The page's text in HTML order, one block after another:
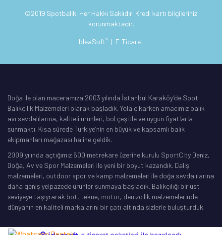
©2019 Spotbalik. Her Hakkı Saklıdır. Kredi kartı bilgileriniz
korunmaktadır.
IdeaSoft® | E-Ticaret
Doğa ile olan maceramıza 2003 yılında İstanbul Karaköy’de Spot
Balıkçılık Malzemeleri olarak başladık. Yola çıkarken amacımız balık
avı sevdalılarına, kaliteli ürünleri, bol çeşitle ve uygun fiyatlarla
sunmaktı. Kısa sürede Türkiye’nin en büyük ve kapsamlı balık
ekipmanları mağazası haline geldik.
2009 yılında açtığımız 600 metrekare üzerine kurulu SportCity Deniz,
Doğa, Av ve Spor Malzemeleri ile yeni bir boyut kazandık. Dalış
malzemeleri, outdoor spor ve kamp malzemeleri ile doğa sevdalılarına
daha geniş yelpazede ürünler sunmaya başladık. Balıkçılığı bir üst
seviyeye taşıyrarak bot, tekne, motor, denizcilik malzemelerinde
dünyanın en kaliteli markalarını bir çatı altında sizlerle buluşturduk.